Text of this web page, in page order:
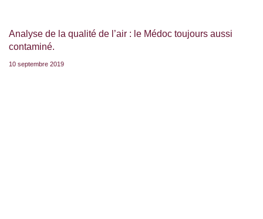
Analyse de la qualité de l’air : le Médoc toujours aussi
contaminé.
10 septembre 2019